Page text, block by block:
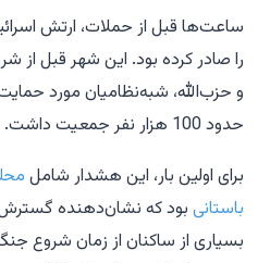
ساعت‌ها قبل از حملات، ارتش
را صادر کرده بود. این شهر قبل از
و حزب‌الله، شبه‌نظامیان مورد حمایت
حدود 100 هزار نفر جمعیت داشت.
برای اولین بار، این هشدار شامل
باستانی بود که نشان‌دهنده
بسیاری از ساکنان از زمان شروع